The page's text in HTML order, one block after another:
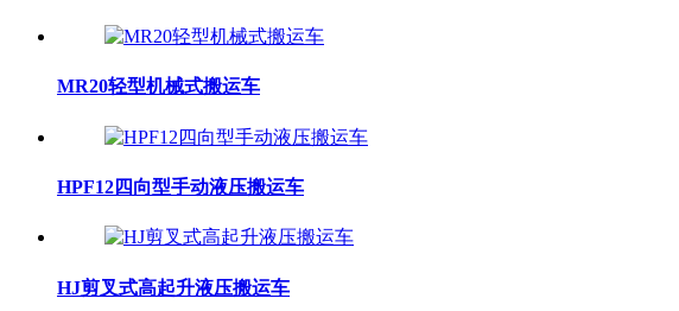
MR20轻型机械式搬运车
HPF12四向型手动液压搬运车
HJ剪叉式高起升液压搬运车